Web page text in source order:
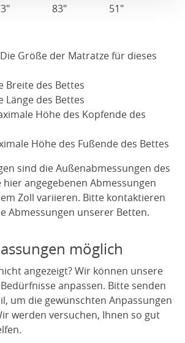
83" 51"
Größe der Matratze für dieses
Breite des Bettes
Länge des Bettes
Höhe des Kopfende des
Höhe des Fußende des Bettes
sind die Außenabmessungen des
angegebenen Abmessungen
Zoll variieren. Bitte kontaktieren
Abmessungen unserer Betten.
möglich
angezeigt? Wir können unsere
anpassen. Bitte senden
um die gewünschten Anpassungen
werden versuchen, Ihnen so gut